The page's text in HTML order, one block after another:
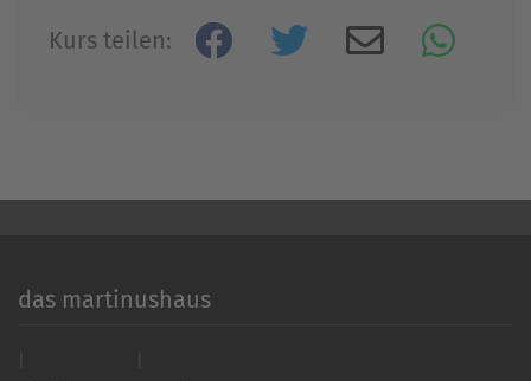
Kurs teilen:
das martinushaus